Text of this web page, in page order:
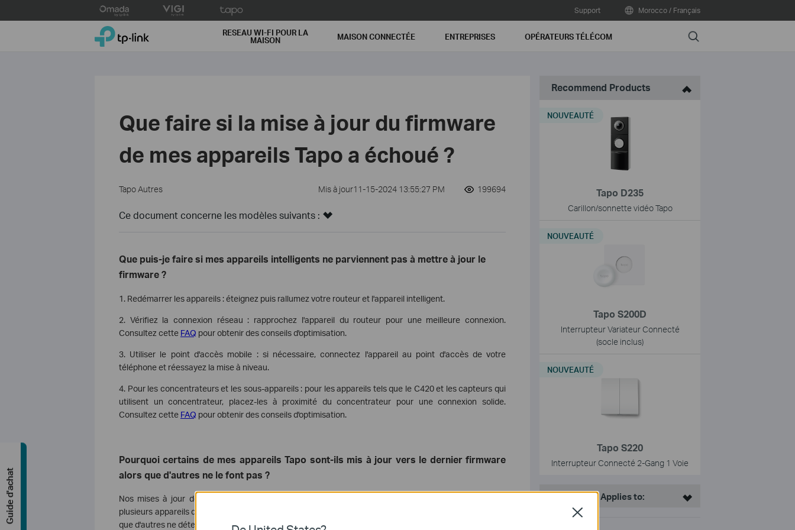
to
Support Morocco / Français
TP-Link, Reliably Smart RESEAU WI-FI POUR LA
MAISON MAISON CONNECTÉE ENTREPRISES OPÉRATEURS TÉLÉCOM Search
Que faire si la mise à jour du firmware
de mes appareils Tapo a échoué ?
Tapo Autres Mis à jour11-15-2024 13:55:27 PM 199694
Ce document concerne les modèles suivants :
Que puis-je faire si mes appareils intelligents ne parviennent pas à mettre à jour le
firmware ?
1. Redémarrer les appareils : éteignez puis rallumez votre routeur et l'appareil intelligent.
2. Vérifiez la connexion réseau : rapprochez l'appareil du routeur pour une meilleure connexion.
Consultez cette FAQ pour obtenir des conseils d'optimisation.
3. Utiliser le point d'accès mobile : si nécessaire, connectez l'appareil au point d'accès de votre
téléphone et réessayez la mise à niveau.
4. Pour les concentrateurs et les sous-appareils : pour les appareils tels que le C420 et les capteurs qui
utilisent un concentrateur, placez-les à proximité du concentrateur pour une connexion solide.
Consultez cette FAQ pour obtenir des conseils d'optimisation.
Pourquoi certains de mes appareils Tapo sont-ils mis à jour vers le dernier firmware
alors que d'autres ne le font pas ?
Nos mises à jour de firmware sont publiées progressivement, ce qui signifie que si vous possédez
plusieurs appareils du même modèle, il est normal que certains appareils reçoivent la mise à jour tandis
que d'autres ne détectent pas encore le nouveau firmware. Ce processus prend généralement quelques
Recommend Products
Tapo D235
Carillon/sonnette vidéo Tapo
NOUVEAUTÉ
Tapo S200D
Interrupteur Variateur Connecté
(socle inclus)
NOUVEAUTÉ
Tapo S220
Interrupteur Connecté 2-Gang 1 Voie
NOUVEAUTÉ
This Article Applies to:
Close
Guide d'achat